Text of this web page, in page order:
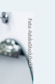
Foto: AdobeStock/JackF